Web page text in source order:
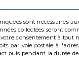
sont nécessaires
collectées seront
votre consentement à
par voie postale à
puis pendant la durée